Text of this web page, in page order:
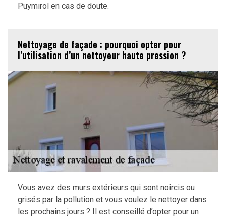
Puymirol en cas de doute.
Nettoyage de façade : pourquoi opter pour
l’utilisation d’un nettoyeur haute pression ?
Vous avez des murs extérieurs qui sont noircis ou
grisés par la pollution et vous voulez le nettoyer dans
les prochains jours ? Il est conseillé d’opter pour un